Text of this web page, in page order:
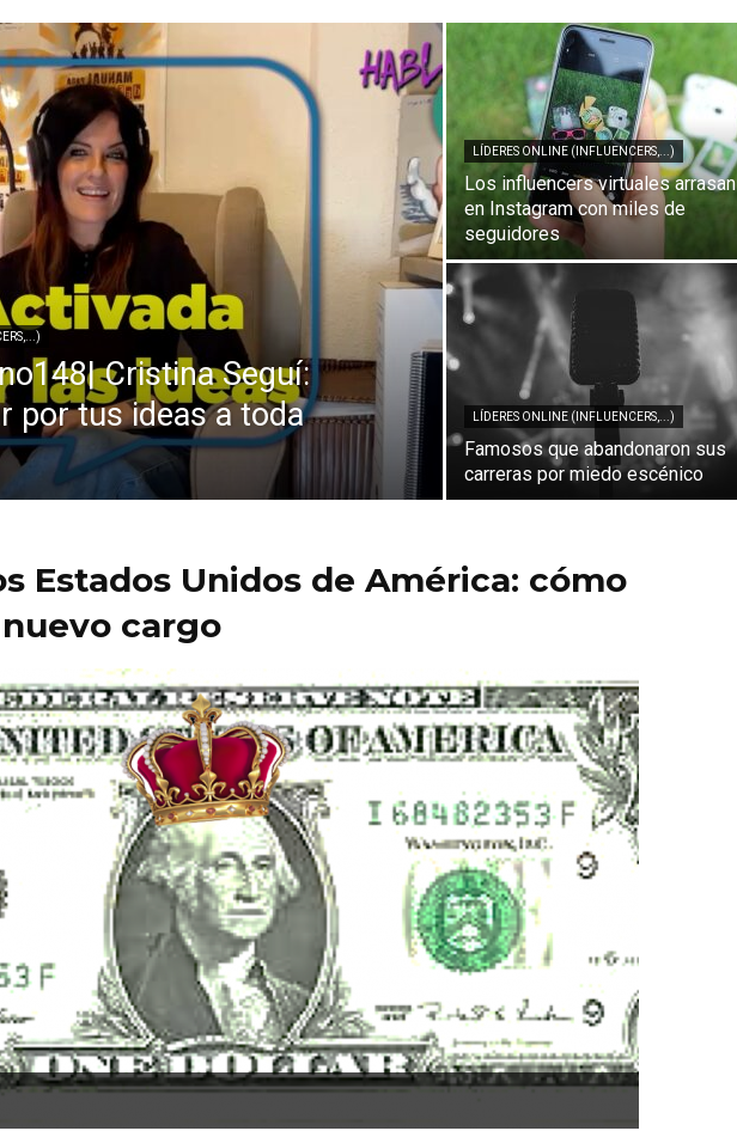
para
los
que
Cristina Seguí:
por tus ideas a toda
LÍDERES ONLINE (INFLUENCERS,...)
Los influencers virtuales arrasan
en Instagram con miles de
seguidores
LÍDERES ONLINE (INFLUENCERS,...)
Famosos que abandonaron sus
carreras por miedo escénico
Estados Unidos de América: cómo
cargo